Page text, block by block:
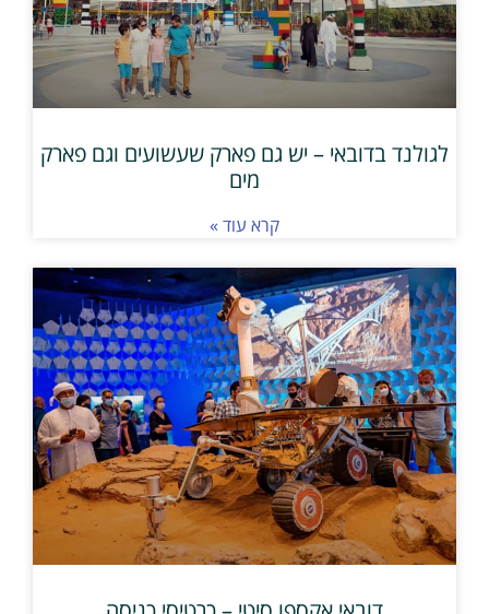
לגולנד בדובאי – יש גם פארק שעשועים וגם פארק
מים
קרא עוד »